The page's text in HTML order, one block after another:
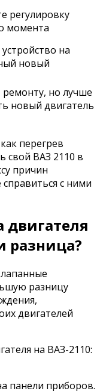
регулировку
момента
на
новый
но лучше
новый двигатель
перегрев
свой ВАЗ 2110 в
причин
с ними
двигателя
разница?
разницу
двигателей
панели приборов.